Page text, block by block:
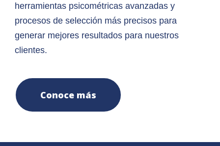
herramientas psicométricas avanzadas y
procesos de selección más precisos para
generar mejores resultados para nuestros
clientes.
Conoce más